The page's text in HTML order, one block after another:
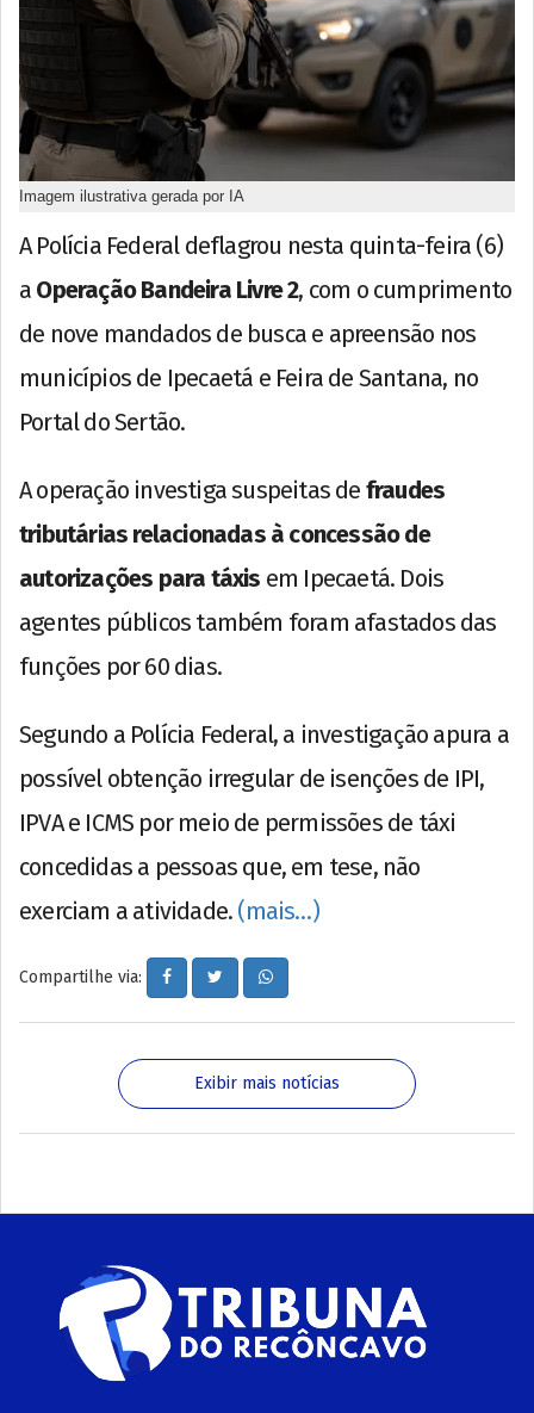
Imagem ilustrativa gerada por IA
A Polícia Federal deflagrou nesta quinta-feira (6)
a Operação Bandeira Livre 2, com o cumprimento
de nove mandados de busca e apreensão nos
municípios de Ipecaetá e Feira de Santana, no
Portal do Sertão.
A operação investiga suspeitas de fraudes
tributárias relacionadas à concessão de
autorizações para táxis em Ipecaetá. Dois
agentes públicos também foram afastados das
funções por 60 dias.
Segundo a Polícia Federal, a investigação apura a
possível obtenção irregular de isenções de IPI,
IPVA e ICMS por meio de permissões de táxi
concedidas a pessoas que, em tese, não
exerciam a atividade. (mais…)
Compartilhe via:
Exibir mais notícias